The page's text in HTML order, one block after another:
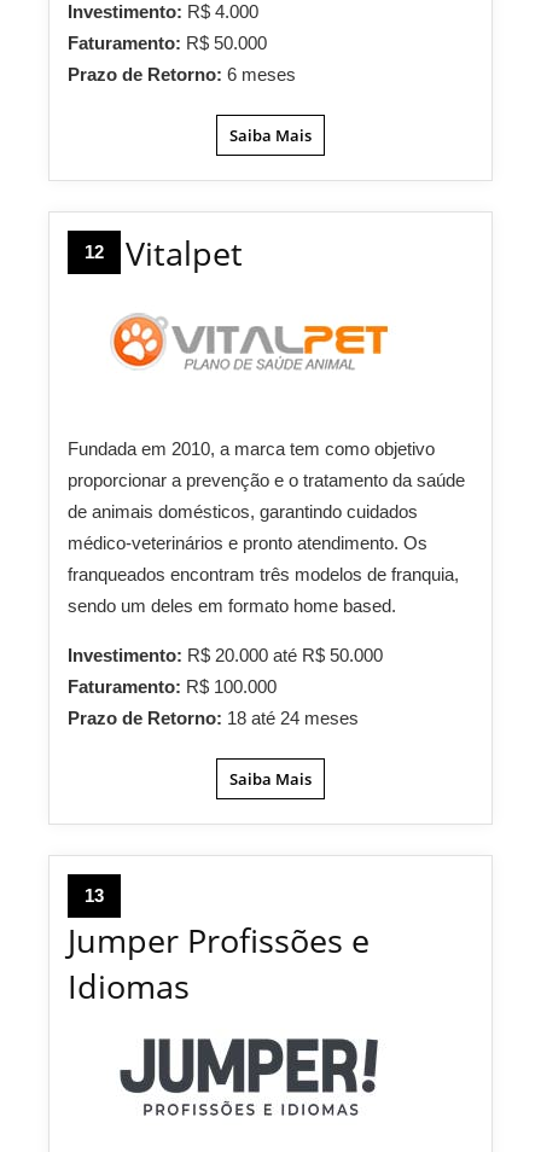
Investimento: R$ 4.000
Faturamento: R$ 50.000
Prazo de Retorno: 6 meses
Saiba Mais
12 Vitalpet
Fundada em 2010, a marca tem como objetivo
proporcionar a prevenção e o tratamento da saúde
de animais domésticos, garantindo cuidados
médico-veterinários e pronto atendimento. Os
franqueados encontram três modelos de franquia,
sendo um deles em formato home based.
Investimento: R$ 20.000 até R$ 50.000
Faturamento: R$ 100.000
Prazo de Retorno: 18 até 24 meses
Saiba Mais
13
Jumper Profissões e
Idiomas